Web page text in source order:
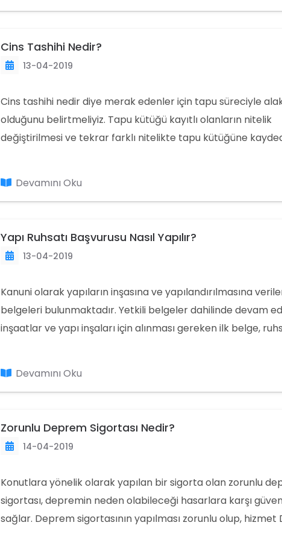
Cins Tashihi Nedir?
13-04-2019
Cins tashihi nedir diye merak edenler için tapu süreciyle
olduğunu belirtmeliyiz. Tapu kütüğü kayıtlı olanların nitelik
değiştirilmesi ve tekrar farklı nitelikte tapu kütüğüne
Devamını Oku
Yapı Ruhsatı Başvurusu Nasıl Yapılır?
13-04-2019
Kanuni olarak yapıların inşasına ve yapılandırılmasına
belgeleri bulunmaktadır. Yetkili belgeler dahilinde devam
inşaatlar ve yapı inşaları için alınması gereken ilk belge,
Devamını Oku
Zorunlu Deprem Sigortası Nedir?
14-04-2019
Konutlara yönelik olarak yapılan bir sigorta olan zorunlu
sigortası, depremin neden olabileceği hasarlara karşı
sağlar. Deprem sigortasının yapılması zorunlu olup, hizmet